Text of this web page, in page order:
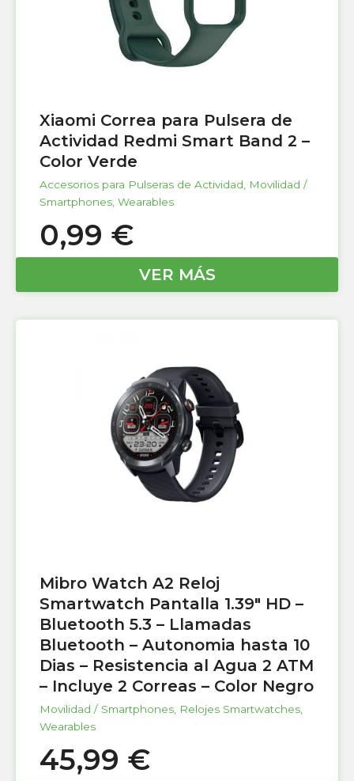
Xiaomi Correa para Pulsera de
Actividad Redmi Smart Band 2 –
Color Verde
Accesorios para Pulseras de Actividad
Movilidad /
Smartphones Wearables
0,99 €
VER MÁS
Mibro Watch A2 Reloj
Smartwatch Pantalla 1.39″ HD –
Bluetooth 5.3 – Llamadas
Bluetooth – Autonomia hasta 10
Dias – Resistencia al Agua 2 ATM
– Incluye 2 Correas – Color Negro
Movilidad / Smartphones Relojes Smartwatches
Wearables
45,99 €